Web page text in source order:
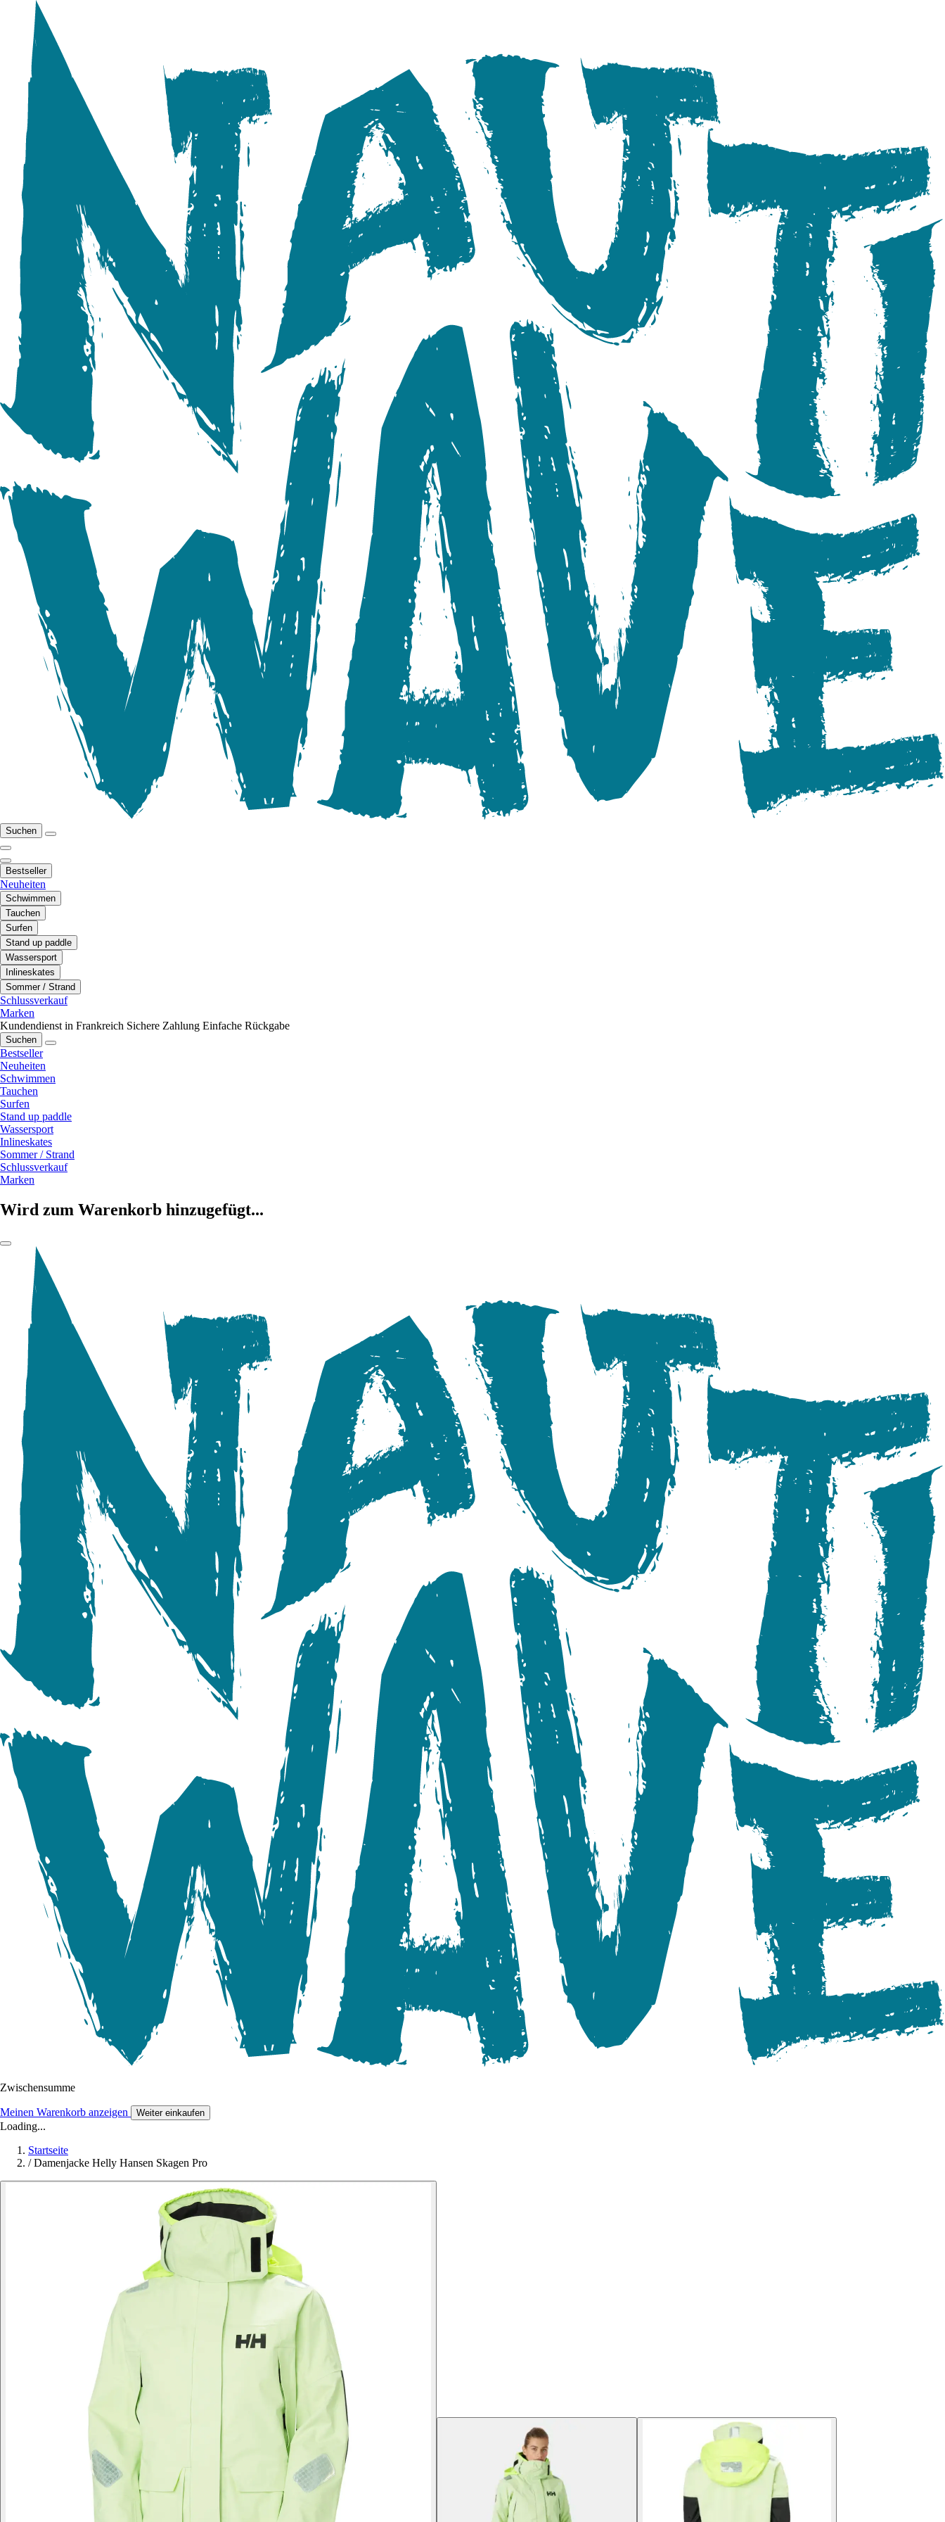
Suchen
Bestseller
Neuheiten
Schwimmen
Tauchen
Surfen
Stand up paddle
Wassersport
Inlineskates
Sommer / Strand
Schlussverkauf
Marken
Kundendienst in Frankreich Sichere Zahlung Einfache Rückgabe
Suchen
Bestseller
Neuheiten
Schwimmen
Tauchen
Surfen
Stand up paddle
Wassersport
Inlineskates
Sommer / Strand
Schlussverkauf
Marken
Wird zum Warenkorb hinzugefügt...
Zwischensumme
Meinen Warenkorb anzeigen Weiter einkaufen
Loading...
Startseite
/ Damenjacke Helly Hansen Skagen Pro